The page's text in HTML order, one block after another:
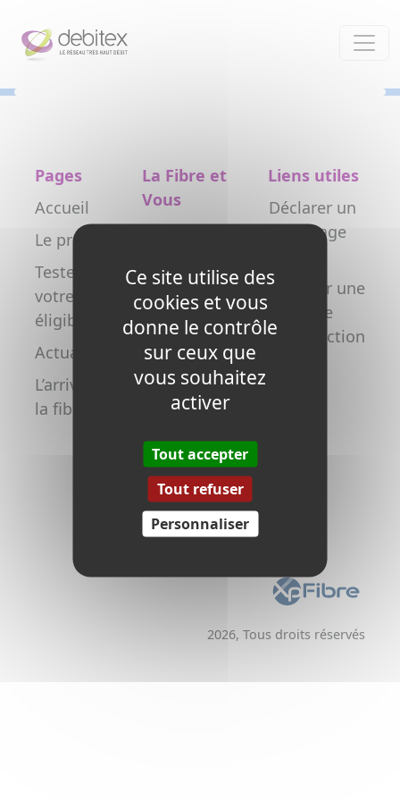
Pages
Accueil
Le projet
Testez
votre
éligibilité
Actualités
L’arrivée de
la fibre
La Fibre et
Vous
Particulier
Collectivité
Opérateur
Copropriétés
/ syndics
Promoteurs /
Aménageurs
Liens utiles
Déclarer un
dommage
Déclarer une
nouvelle
construction
2026, Tous droits réservés
Ce site utilise des
cookies et vous
donne le contrôle
sur ceux que
vous souhaitez
activer
Tout accepter
Tout refuser
Personnaliser